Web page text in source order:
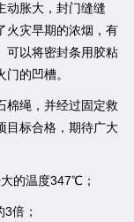
动胀大，封门缝缝
火灾早期的浓烟，有
可以将密封条用胶粘
的凹槽。
棉绳，并经过固定救
目标合格，期待广大
的温度347℃；
倍；